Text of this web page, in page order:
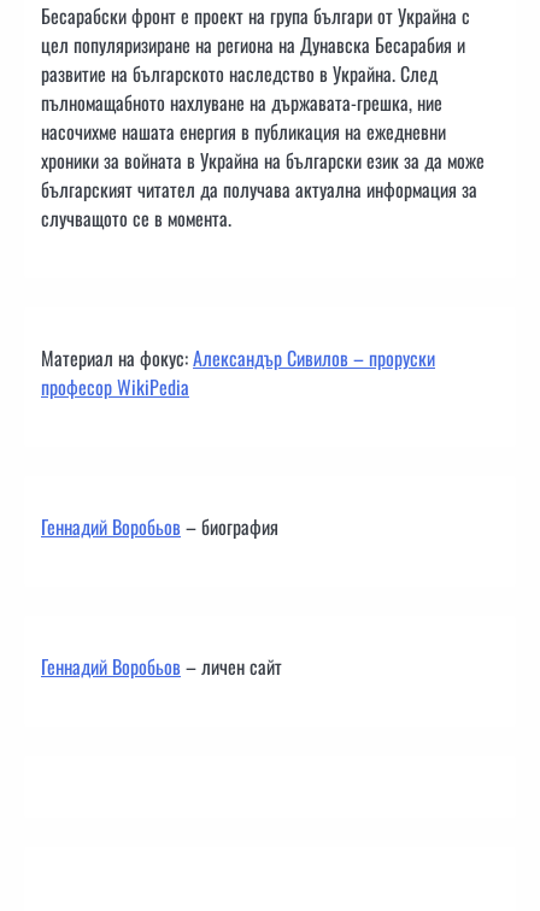
Бесарабски фронт е проект на група българи от Украйна с
цел популяризиране на региона на Дунавска Бесарабия и
развитие на българското наследство в Украйна. След
пълномащабното нахлуване на държавата-грешка, ние
насочихме нашата енергия в публикация на ежедневни
хроники за войната в Украйна на български език за да може
българският читател да получава актуална информация за
случващото се в момента.
Материал на фокус:Александър Сивилов – проруски
професор WikiPedia
Геннадий Воробьов– биография
Геннадий Воробьов– личен сайт